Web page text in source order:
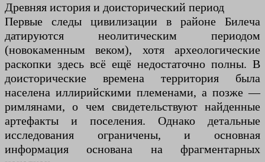
Древняя история и доисторический период
Первые следы цивилизации в районе Билеча
датируются неолитическим периодом
(новокаменным веком), хотя археологические
раскопки здесь всё ещё недостаточно полны. В
доисторические времена территория была
населена иллирийскими племенами, а позже —
римлянами, о чем свидетельствуют найденные
артефакты и поселения. Однако детальные
исследования ограничены, и основная
информация основана на фрагментарных